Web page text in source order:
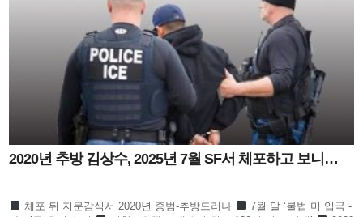
2020년 추방 김상수, 2025년 7월 SF서 체포하고 보니…
체포 뒤 지문감식서 2020년 중범-추방드러나
7월 말 ‘불법 미 입국 -